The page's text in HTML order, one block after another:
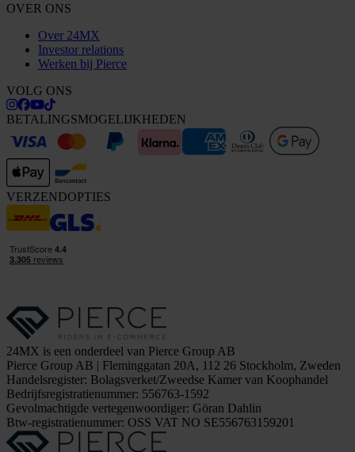
OVER ONS
Over 24MX
Investor relations
Werken bij Pierce
VOLG ONS
BETALINGSMOGELIJKHEDEN
VERZENDOPTIES
24MX is een onderdeel van Pierce Group AB
Pierce Group AB | Fleminggatan 20A, 112 26 Stockholm, Zweden
Handelsregister: Bolagsverket/Zweedse Kamer van Koophandel
Bedrijfsregistratienummer: 556763-1592
Gevolmachtigde vertegenwoordiger: Göran Dahlin
Btw-registratienummer: OSS VAT NO SE556763159201